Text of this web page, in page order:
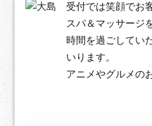
受付では笑顔でお
スパ＆マッサージ
時間を過ごしてい
いります。
アニメやグルメの